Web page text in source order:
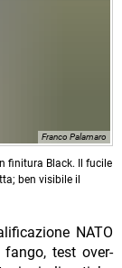
Franco Palamaro
finitura Black. Il fucile
ben visibile il
NATO
test over-